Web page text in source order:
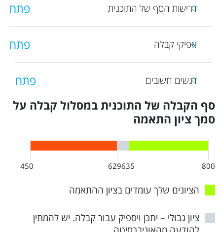
דרישות הסף של התוכנית פתח
אפיקי קבלה פתח
דגשים חשובים
פתח
סף הקבלה של התוכנית במסלול קבלה על
סמך ציון התאמה
800
635
629
450
הציונים שלך עומדים בציון ההתאמה
ציון גבולי – יתכן ויספיק עבור קבלה. יש להמתין